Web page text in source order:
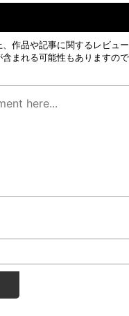
作品や記事に関するレビュ
まれる可能性もありますの